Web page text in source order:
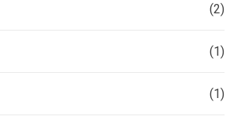
(2)
(1)
(1)